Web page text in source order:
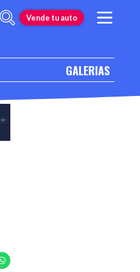
Vende tu auto
GALERIAS